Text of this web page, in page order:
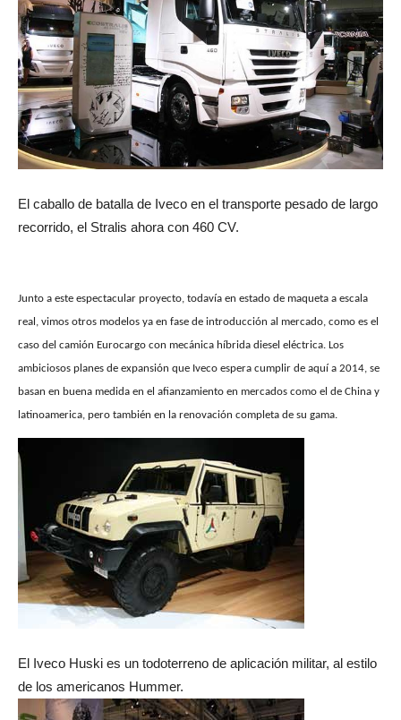
El caballo de batalla de Iveco en el transporte pesado de largo
recorrido, el Stralis ahora con 460 CV.
Junto a este espectacular proyecto, todavía en estado de maqueta a escala
real, vimos otros modelos ya en fase de introducción al mercado, como es el
caso del camión Eurocargo con mecánica híbrida diesel eléctrica. Los
ambiciosos planes de expansión que Iveco espera cumplir de aquí a 2014, se
basan en buena medida en el afianzamiento en mercados como el de China y
latinoamerica, pero también en la renovación completa de su gama.
El Iveco Huski es un todoterreno de aplicación militar, al estilo
de los americanos Hummer.